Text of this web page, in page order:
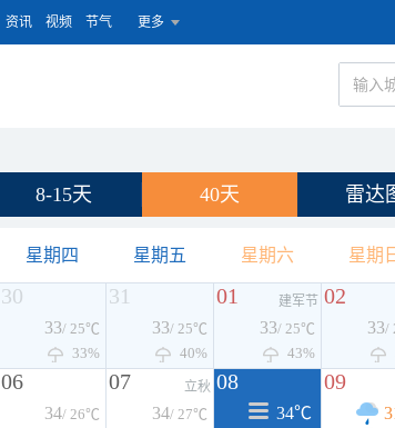
资讯 视频 节气 更多
8-15天 40天 雷达
星期四 星期五 星期六 星期
30
33/ 25℃
33%
31
33/ 25℃
40%
01 建军节
33/ 25℃
43%
02
33/
06
34/ 26℃
07 立秋
34/ 27℃
08
34℃
09